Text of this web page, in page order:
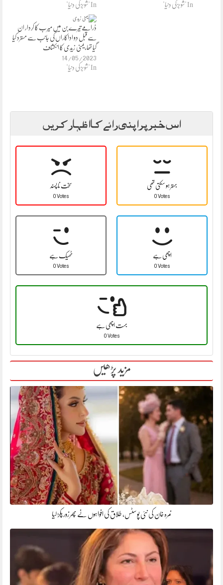
In "شوبز کی دنیا"
In "شوبز کی دنیا"
ڈرامے تیرے بن میں میرب کا کردار ان
سے قبل دو اداکاراں کی جانب سے مسترد کیا
گیا تھا،یمنی ٰ زیدی کا انکشاف
14/05/2023
In "شوبز کی دنیا"
اس خبر پر اپنی رائے کا اظہار کریں
سخت نا پسند
0 Votes
بہتر ہو سکتی تھی
0 Votes
ٹھیک ہے
0 Votes
اچھی ہے
0 Votes
بہت اچھی ہے
0 Votes
مزید پڑھیں
نمرہ خان کی نئی پوسٹس، طلاق کی افواہوں نے پھر زور پکڑ لیا